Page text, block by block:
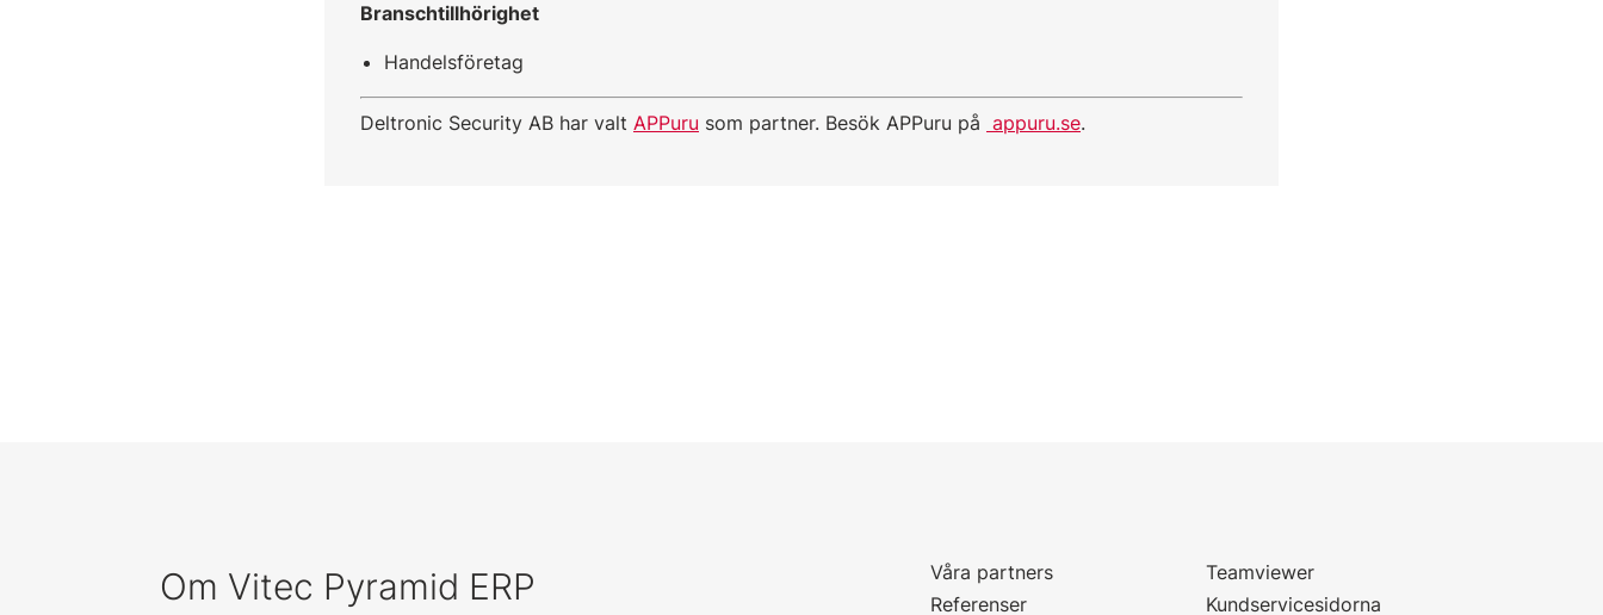
Branschtillhörighet
Handelsföretag
Deltronic Security AB har valt APPuru som partner. Besök APPuru på appuru.se.
Om Vitec Pyramid ERP
Våra partners
Referenser
Teamviewer
Kundservicesidorna